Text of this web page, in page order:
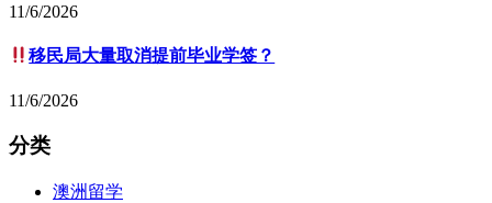
11/6/2026
移民局大量取消提前毕业学签？
11/6/2026
分类
澳洲留学